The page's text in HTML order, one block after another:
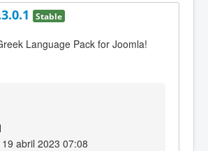
Stable
Language Pack for Joomla!
abril 2023 07:08